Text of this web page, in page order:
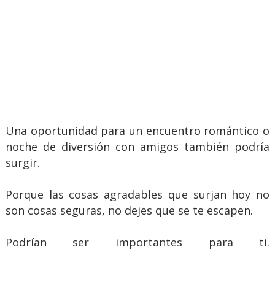
Una oportunidad para un encuentro romántico o
noche de diversión con amigos también podría
surgir.
Porque las cosas agradables que surjan hoy no
son cosas seguras, no dejes que se te escapen.
Podrían ser importantes para ti.